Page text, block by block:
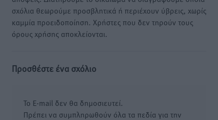
σχόλια θεωρούμε προσβλητικά ή περιέχουν ύβρεις, χωρίς
καμμία προειδοποίηση. Χρήστες που δεν τηρούν τους
όρους χρήσης αποκλείονται.
Προσθέστε ένα σχόλιο
Το E-mail δεν θα δημοσιευτεί.
Πρέπει να συμπληρωθούν όλα τα πεδία για την